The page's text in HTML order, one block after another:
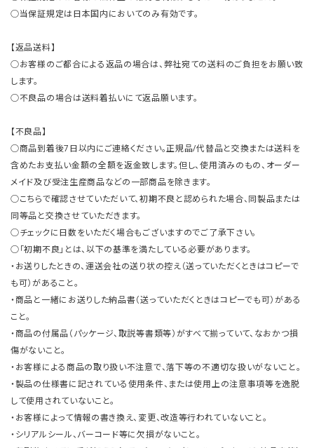
○当保証規定は日本国内においてのみ有効です。
【返品送料】
○お客様のご都合による返品の場合は、弊社宛ての送料のご負担をお願い致
します。
○不良品の場合は送料着払いにて返品願います。
【不良品】
○商品到着後7日以内にご連絡ください。正規品/代替品と交換または送料を
含めたお支払い金額の全額を返金致します。但し、使用済みのもの、オーダー
メイド及び受注生産商品などの一部商品を除きます。
○こちらで確認させていただいて、初期不良と認められた場合、同製品または
同等品と交換させていただきます。
○チェックに日数をいただく場合もございますのでご了承下さい。
○「初期不良」とは、以下の基準を満たしている必要があります。
・お送りしたときの、運送会社の送り状の控え（送っていただくときはコピーで
も可）があること。
・商品と一緒にお送りした納品書（送っていただくときはコピーでも可）がある
こと。
・商品の付属品（パッケージ、取説等書類等）がすべて揃っていて、なおかつ損
傷がないこと。
・お客様による商品の取り扱い不注意で、落下等の不適切な扱いがないこと。
・製品の仕様書に記されている使用条件、または使用上の注意事項等を逸脱
して使用されていないこと。
・お客様によって情報の書き換え、変更、改造等行われていないこと。
・シリアルシール、バーコード等に欠損がないこと。